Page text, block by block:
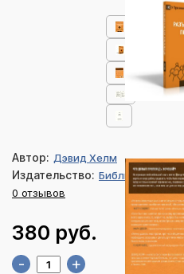
Автор: Дэвид Хелм
Издательство: Библия для всех
0 отзывов
380 руб.
- +